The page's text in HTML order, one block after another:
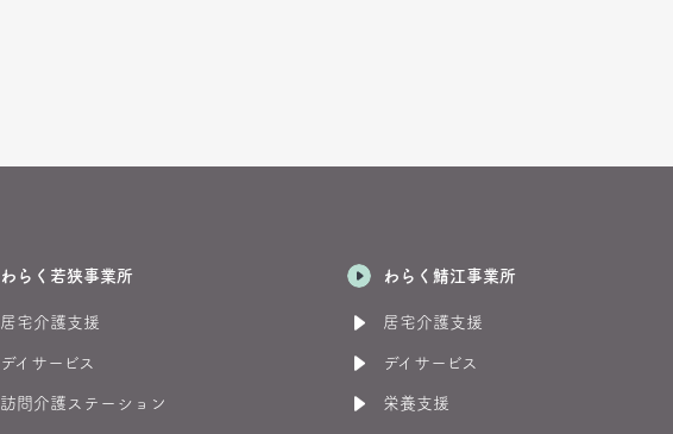
わらく若狭事業所
居宅介護支援
デイサービス
訪問介護ステーション
わらく鯖江事業所
居宅介護支援
デイサービス
栄養支援